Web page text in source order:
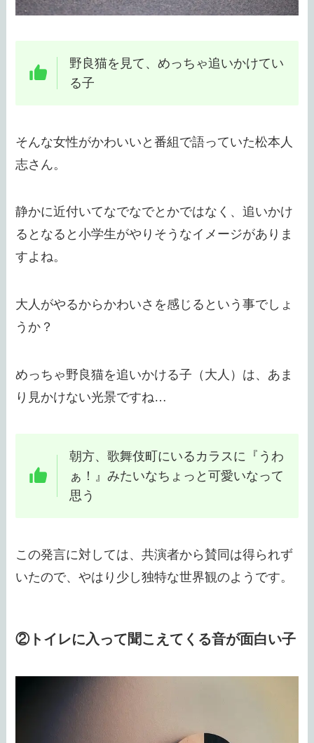
野良猫を見て、めっちゃ追いかけてい
る子
そんな女性がかわいいと番組で語っていた松本人
志さん。
静かに近付いてなでなでとかではなく、追いかけ
るとなると小学生がやりそうなイメージがありま
すよね。
大人がやるからかわいさを感じるという事でしょ
うか？
めっちゃ野良猫を追いかける子（大人）は、あま
り見かけない光景ですね…
朝方、歌舞伎町にいるカラスに『うわ
ぁ！』みたいなちょっと可愛いなって
思う
この発言に対しては、共演者から賛同は得られず
いたので、やはり少し独特な世界観のようです。
②トイレに入って聞こえてくる音が面白い子